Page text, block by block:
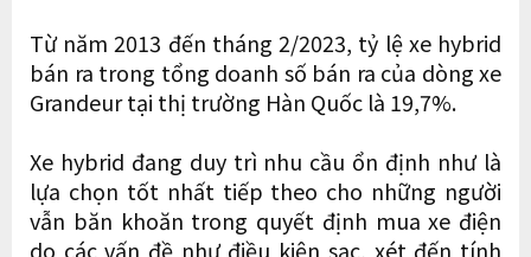
Từ năm 2013 đến tháng 2/2023, tỷ lệ xe hybrid
bán ra trong tổng doanh số bán ra của dòng xe
Grandeur tại thị trường Hàn Quốc là 19,7%.
Xe hybrid đang duy trì nhu cầu ổn định như là
lựa chọn tốt nhất tiếp theo cho những người
vẫn băn khoăn trong quyết định mua xe điện
do các vấn đề như điều kiện sạc, xét đến tính